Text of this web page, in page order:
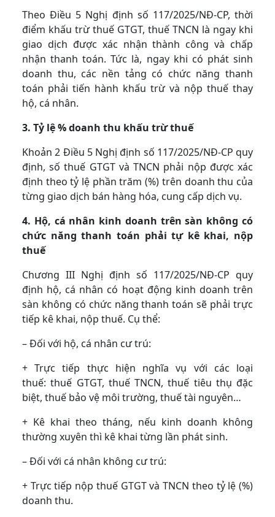
Theo Điều 5 Nghị định số 117/2025/NĐ-CP, thời
điểm khấu trừ thuế GTGT, thuế TNCN là ngay khi
giao dịch được xác nhận thành công và chấp
nhận thanh toán. Tức là, ngay khi có phát sinh
doanh thu, các nền tảng có chức năng thanh
toán phải tiến hành khấu trừ và nộp thuế thay
hộ, cá nhân.
3. Tỷ lệ % doanh thu khấu trừ thuế
Khoản 2 Điều 5 Nghị định số 117/2025/NĐ-CP quy
định, số thuế GTGT và TNCN phải nộp được xác
định theo tỷ lệ phần trăm (%) trên doanh thu của
từng giao dịch bán hàng hóa, cung cấp dịch vụ.
4. Hộ, cá nhân kinh doanh trên sàn không có
chức năng thanh toán phải tự kê khai, nộp
thuế
Chương III Nghị định số 117/2025/NĐ-CP quy
định hộ, cá nhân có hoạt động kinh doanh trên
sàn không có chức năng thanh toán sẽ phải trực
tiếp kê khai, nộp thuế. Cụ thể:
– Đối với hộ, cá nhân cư trú:
+ Trực tiếp thực hiện nghĩa vụ với các loại
thuế: thuế GTGT, thuế TNCN, thuế tiêu thụ đặc
biệt, thuế bảo vệ môi trường, thuế tài nguyên…
+ Kê khai theo tháng, nếu kinh doanh không
thường xuyên thì kê khai từng lần phát sinh.
– Đối với cá nhân không cư trú:
+ Trực tiếp nộp thuế GTGT và TNCN theo tỷ lệ (%)
doanh thu.